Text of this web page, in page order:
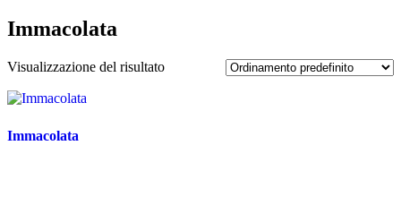
Immacolata
Visualizzazione del risultato
Immacolata